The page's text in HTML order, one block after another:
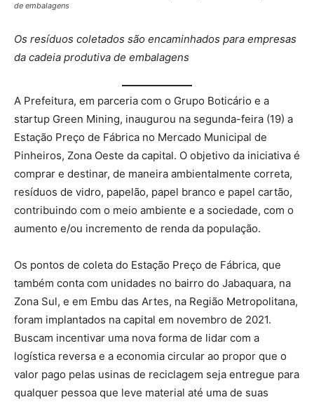
de embalagens
Os resíduos coletados são encaminhados para empresas
da cadeia produtiva de embalagens
A Prefeitura, em parceria com o Grupo Boticário e a
startup Green Mining, inaugurou na segunda-feira (19) a
Estação Preço de Fábrica no Mercado Municipal de
Pinheiros, Zona Oeste da capital. O objetivo da iniciativa é
comprar e destinar, de maneira ambientalmente correta,
resíduos de vidro, papelão, papel branco e papel cartão,
contribuindo com o meio ambiente e a sociedade, com o
aumento e/ou incremento de renda da população.
Os pontos de coleta do Estação Preço de Fábrica, que
também conta com unidades no bairro do Jabaquara, na
Zona Sul, e em Embu das Artes, na Região Metropolitana,
foram implantados na capital em novembro de 2021.
Buscam incentivar uma nova forma de lidar com a
logística reversa e a economia circular ao propor que o
valor pago pelas usinas de reciclagem seja entregue para
qualquer pessoa que leve material até uma de suas